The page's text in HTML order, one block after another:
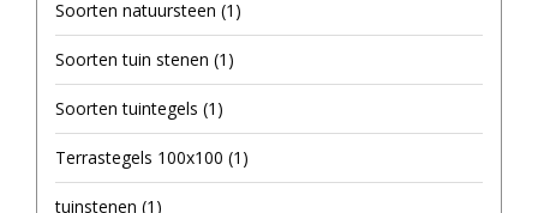
Soorten natuursteen (1)
Soorten tuin stenen (1)
Soorten tuintegels (1)
Terrastegels 100x100 (1)
tuinstenen (1)